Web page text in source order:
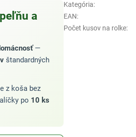
a
—
štandardných
z koša bez
po 10 ks
Kategória:
EAN:
Počet kusov na rolke: